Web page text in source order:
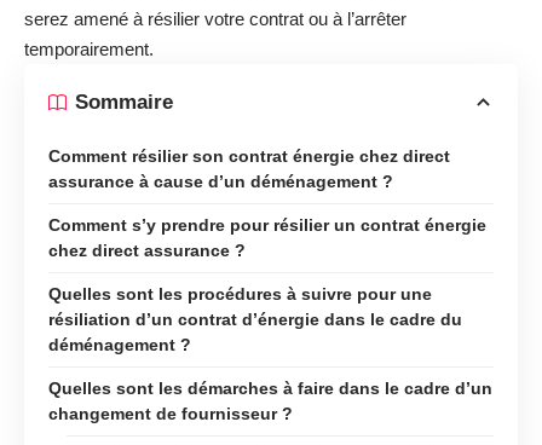
serez amené à résilier votre contrat ou à l’arrêter
temporairement.
Sommaire
Comment résilier son contrat énergie chez direct
assurance à cause d’un déménagement ?
Comment s’y prendre pour résilier un contrat énergie
chez direct assurance ?
Quelles sont les procédures à suivre pour une
résiliation d’un contrat d’énergie dans le cadre du
déménagement ?
Quelles sont les démarches à faire dans le cadre d’un
changement de fournisseur ?